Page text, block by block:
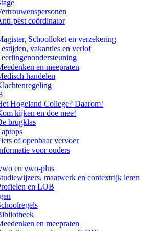
pest coördinator
Schoolloket en verzekering
vakanties en verlof
en meepraten
handelen
Hogeland College? Daarom!
kijken en doe mee!
brugklas
of openbaar vervoer
voor ouders
en vwo-plus
maatwerk en contextrijk leren
en LOB
en meepraten